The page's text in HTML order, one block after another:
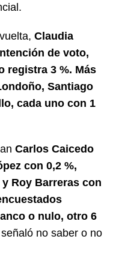
Claudia
de voto,
registra 3 %. Más
Santiago
cada uno con 1
Carlos Caicedo
con 0,2 %,
Roy Barreras con
o nulo, otro 6
señaló no saber o no